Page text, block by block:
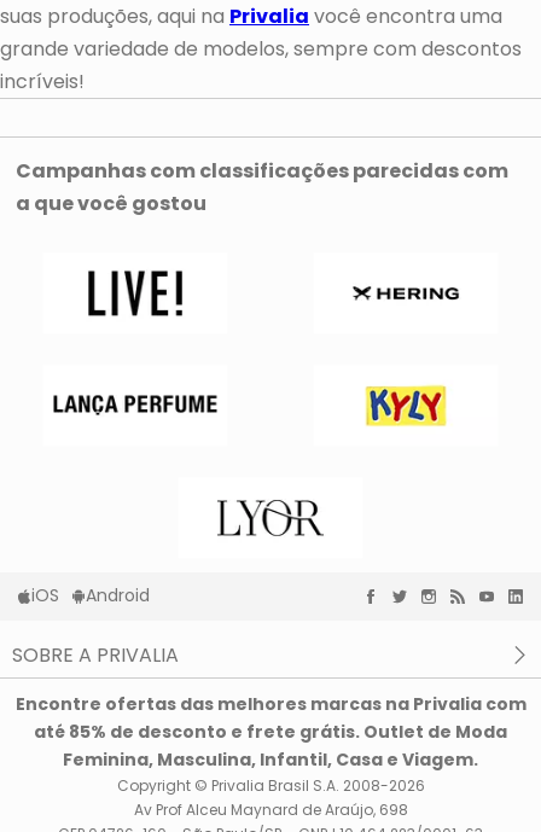
suas produções, aqui na Privalia você encontra uma
grande variedade de modelos, sempre com descontos
incríveis!
Campanhas com classificações parecidas com
a que você gostou
iOS Android
SOBRE A PRIVALIA
Privacidade e Cookies
Condições de uso
Encontre ofertas das melhores marcas na Privalia com
até 85% de desconto e frete grátis. Outlet de Moda
Feminina, Masculina, Infantil, Casa e Viagem.
Copyright © Privalia Brasil S.A. 2008-2026
Av Prof Alceu Maynard de Araújo, 698